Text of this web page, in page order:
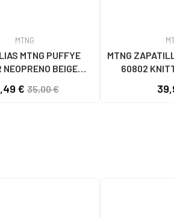
MTNG
MTNG PUFFYE
NEOPRENO BEIGE
BEIGE
€ 35,00 €
MTNG
60802